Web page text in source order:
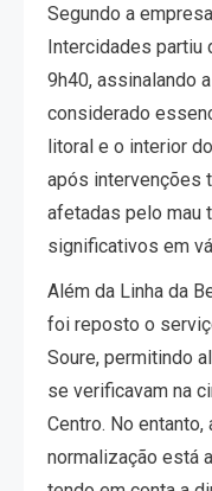
Segundo a
Intercidades partiu
9h40, assinalando
considerado
litoral e o interior
após intervenções
afetadas pelo mau
significativos em
Além da Linha da
foi reposto o
Soure, permitindo
se verificavam na
Centro. No
normalização está